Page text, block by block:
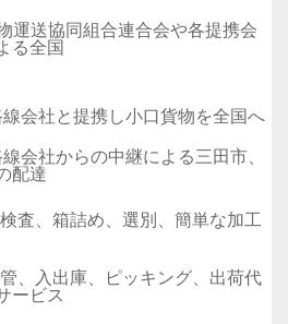
送協同組合連合会や各提携会
る全国
社と提携し小口貨物を全国へ
の中継による三田市、
配達
箱詰め、選別、簡単な加工
入出庫、ピッキング、出荷代
ービス